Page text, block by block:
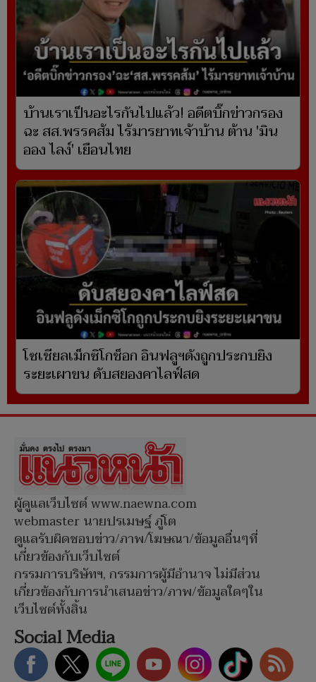
บ้านเราเป็นอะไรกันไปแล้ว! อดีตบิ๊กข่าวกรอง
ฉะ สส.พรรคส้ม ไร้มารยาทเจ้าบ้าน ต้าน 'มิน
ออง ไลง์' เยือนไทย
โซเชียลเม็กซิโกช็อก อินฟลูฯดังถูกประกบยิง
ระยะเผาขน ดับสยองคาไลฟ์สด
ผู้ดูแลเว็บไซต์ www.naewna.com
webmaster นายปรเมษฐ์ ภู่โต
ดูแลรับผิดชอบข่าว/ภาพ/โฆษณา/ข้อมูลอื่นๆที่
เกี่ยวข้องกับเว็บไซต์
กรรมการบริษัทฯ, กรรมการผู้มีอำนาจ ไม่มีส่วน
เกี่ยวข้องกับการนำเสนอข่าว/ภาพ/ข้อมูลใดๆใน
เว็บไซต์ทั้งสิ้น
Social Media